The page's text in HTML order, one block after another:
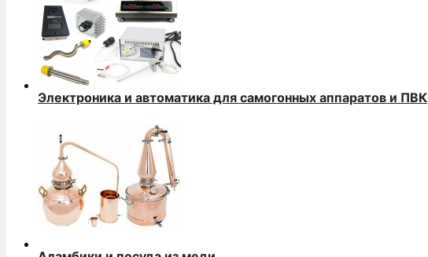
Электроника и автоматика для самогонных аппаратов и ПВК